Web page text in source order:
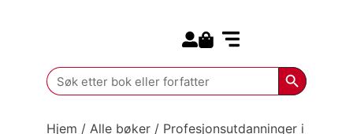
Search
for:
Search
Hjem / Alle bøker / Profesjonsutdanninger i